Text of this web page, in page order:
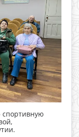
спортивную